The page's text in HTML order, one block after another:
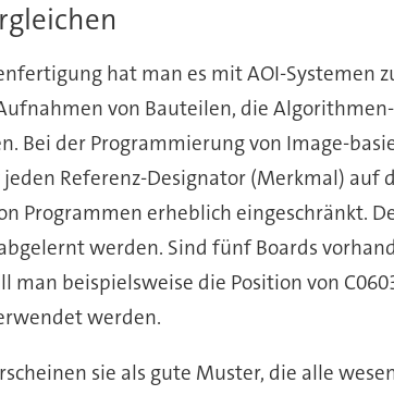
hat man es mit AOI-Systemen
von Bauteilen, die
Bei der Programmierung von Image-
Referenz-Designator (Merkmal)
Programmen erheblich eingeschränkt.
werden. Sind fünf Boards
beispielsweise die Position von
werden.
sie als gute Muster, die alle